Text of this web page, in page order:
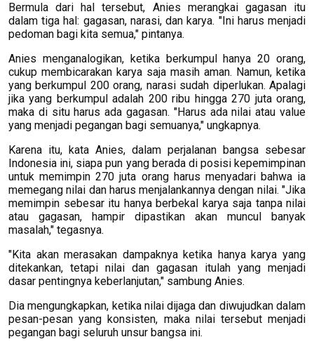
Bermula dari hal tersebut, Anies merangkai gagasan itu
dalam tiga hal: gagasan, narasi, dan karya. "Ini harus menjadi
pedoman bagi kita semua," pintanya.
Anies menganalogikan, ketika berkumpul hanya 20 orang,
cukup membicarakan karya saja masih aman. Namun, ketika
yang berkumpul 200 orang, narasi sudah diperlukan. Apalagi
jika yang berkumpul adalah 200 ribu hingga 270 juta orang,
maka di situ harus ada gagasan. "Harus ada nilai atau value
yang menjadi pegangan bagi semuanya," ungkapnya.
Karena itu, kata Anies, dalam perjalanan bangsa sebesar
Indonesia ini, siapa pun yang berada di posisi kepemimpinan
untuk memimpin 270 juta orang harus menyadari bahwa ia
memegang nilai dan harus menjalankannya dengan nilai. "Jika
memimpin sebesar itu hanya berbekal karya saja tanpa nilai
atau gagasan, hampir dipastikan akan muncul banyak
masalah," tegasnya.
"Kita akan merasakan dampaknya ketika hanya karya yang
ditekankan, tetapi nilai dan gagasan itulah yang menjadi
dasar pentingnya keberlanjutan," sambung Anies.
Dia mengungkapkan, ketika nilai dijaga dan diwujudkan dalam
pesan-pesan yang konsisten, maka nilai tersebut menjadi
pegangan bagi seluruh unsur bangsa ini.